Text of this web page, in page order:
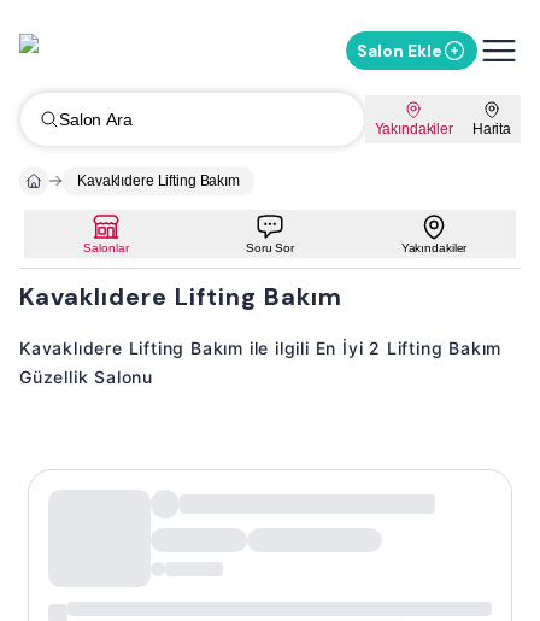
Salon Ekle
Salon Ara Yakındakiler Harita
Kavaklıdere Lifting Bakım
Salonlar Soru Sor Yakındakiler
Kavaklıdere Lifting Bakım
Kavaklıdere Lifting Bakım ile ilgili En İyi 2 Lifting Bakım
Güzellik Salonu